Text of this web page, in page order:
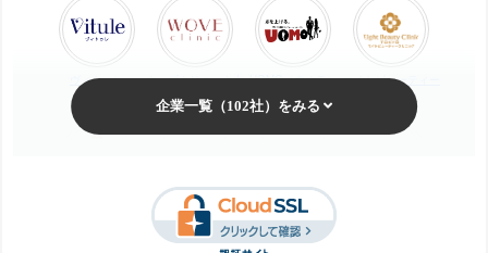
ヴィトゥレ
ウォブクリニック中
目黒
UOMO（ウオモ） エイトビューティー
クリニック
エステ・タイム エステティックTBC